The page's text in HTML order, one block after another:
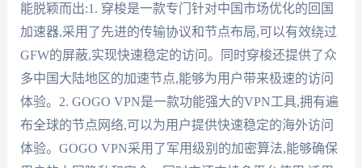
能脱颖而出:1. 穿梭是一款专门针对中国市场优化的回国
加速器,采用了先进的传输协议和节点布局,可以有效绕过
GFW的屏蔽,实现快速稳定的访问。同时穿梭还提供了众
多中国大陆地区的加速节点,能够为用户带来极速的访问
体验。2. GOGO VPN是一款功能强大的VPN工具,拥有遍
布全球的节点网络,可以为用户提供快速稳定的海外访问
体验。GOGO VPN采用了军用级别的加密算法,能够确保